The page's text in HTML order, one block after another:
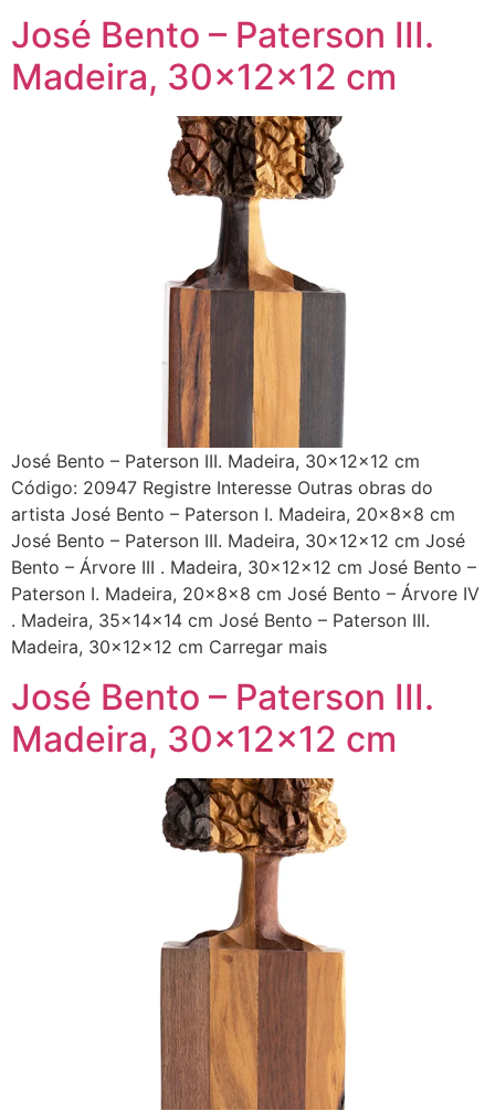
José Bento – Paterson III.
Madeira, 30x12x12 cm
José Bento – Paterson III. Madeira, 30x12x12 cm
Código: 20947 Registre Interesse Outras obras do
artista José Bento – Paterson I. Madeira, 20x8x8 cm
José Bento – Paterson III. Madeira, 30x12x12 cm José
Bento – Árvore III . Madeira, 30x12x12 cm José Bento –
Paterson I. Madeira, 20x8x8 cm José Bento – Árvore IV
. Madeira, 35x14x14 cm José Bento – Paterson III.
Madeira, 30x12x12 cm Carregar mais
José Bento – Paterson III.
Madeira, 30x12x12 cm